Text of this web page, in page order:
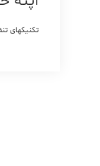
تکنیکهای